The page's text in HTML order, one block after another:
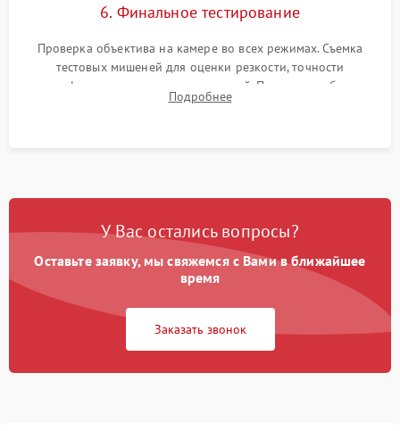
6. Финальное тестирование
Проверка объектива на камере во всех режимах. Съемка
тестовых мишеней для оценки резкости, точности
автофокуса и отсутствия искажений. Проверка работы
диафрагмы на закрытых значениях и тестирование
Подробнее
У Вас остались вопросы?
Оставьте заявку, мы свяжемся с Вами в ближайшее
время
Заказать звонок